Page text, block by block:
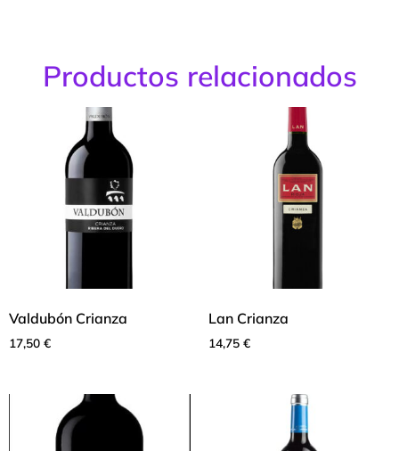
Productos relacionados
Valdubón Crianza
17,50 €
Lan Crianza
14,75 €